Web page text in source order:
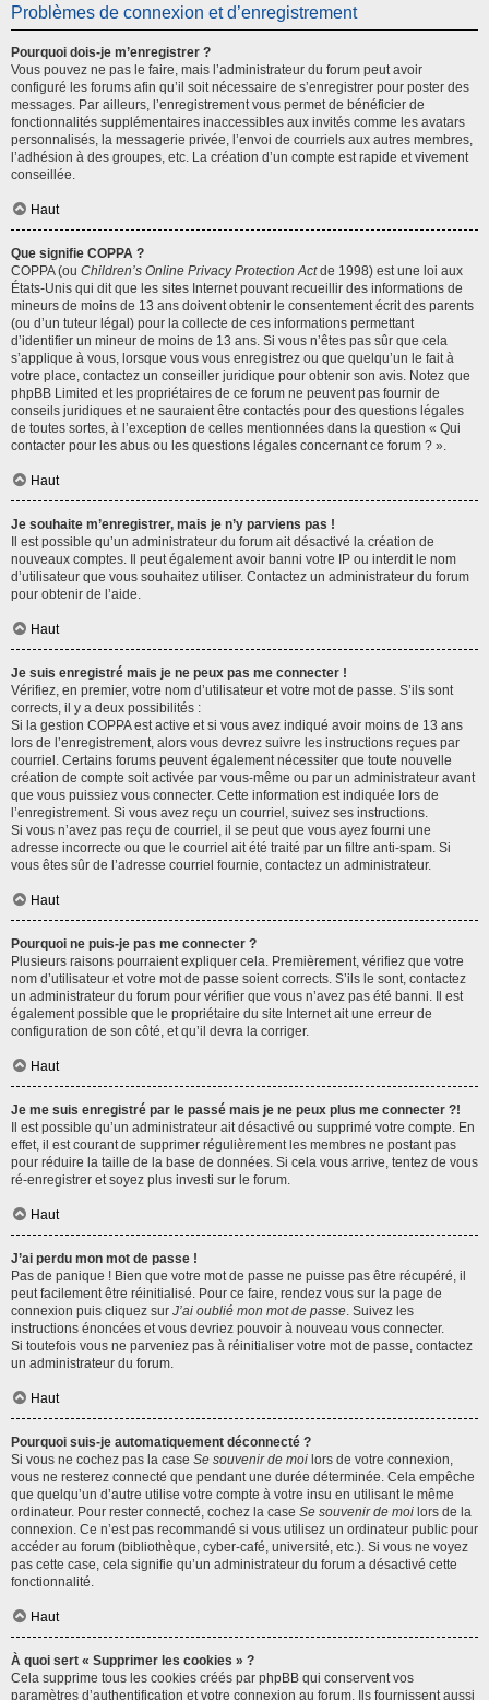
Problèmes de connexion et d’enregistrement
Pourquoi dois-je m’enregistrer ?
Vous pouvez ne pas le faire, mais l’administrateur du forum peut avoir
configuré les forums afin qu’il soit nécessaire de s’enregistrer pour poster des
messages. Par ailleurs, l’enregistrement vous permet de bénéficier de
fonctionnalités supplémentaires inaccessibles aux invités comme les avatars
personnalisés, la messagerie privée, l’envoi de courriels aux autres membres,
l’adhésion à des groupes, etc. La création d’un compte est rapide et vivement
conseillée.
Haut
Que signifie COPPA ?
COPPA (ou Children’s Online Privacy Protection Actde 1998) est une loi aux
États-Unis qui dit que les sites Internet pouvant recueillir des informations de
mineurs de moins de 13 ans doivent obtenir le consentement écrit des parents
(ou d’un tuteur légal) pour la collecte de ces informations permettant
d’identifier un mineur de moins de 13 ans. Si vous n’êtes pas sûr que cela
s’applique à vous, lorsque vous vous enregistrez ou que quelqu’un le fait à
votre place, contactez un conseiller juridique pour obtenir son avis. Notez que
phpBB Limited et les propriétaires de ce forum ne peuvent pas fournir de
conseils juridiques et ne sauraient être contactés pour des questions légales
de toutes sortes, à l’exception de celles mentionnées dans la question « Qui
contacter pour les abus ou les questions légales concernant ce forum ? ».
Haut
Je souhaite m’enregistrer, mais je n’y parviens pas !
Il est possible qu’un administrateur du forum ait désactivé la création de
nouveaux comptes. Il peut également avoir banni votre IP ou interdit le nom
d’utilisateur que vous souhaitez utiliser. Contactez un administrateur du forum
pour obtenir de l’aide.
Haut
Je suis enregistré mais je ne peux pas me connecter !
Vérifiez, en premier, votre nom d’utilisateur et votre mot de passe. S’ils sont
corrects, il y a deux possibilités :
Si la gestion COPPA est active et si vous avez indiqué avoir moins de 13 ans
lors de l’enregistrement, alors vous devrez suivre les instructions reçues par
courriel. Certains forums peuvent également nécessiter que toute nouvelle
création de compte soit activée par vous-même ou par un administrateur avant
que vous puissiez vous connecter. Cette information est indiquée lors de
l’enregistrement. Si vous avez reçu un courriel, suivez ses instructions.
Si vous n’avez pas reçu de courriel, il se peut que vous ayez fourni une
adresse incorrecte ou que le courriel ait été traité par un filtre anti-spam. Si
vous êtes sûr de l’adresse courriel fournie, contactez un administrateur.
Haut
Pourquoi ne puis-je pas me connecter ?
Plusieurs raisons pourraient expliquer cela. Premièrement, vérifiez que votre
nom d’utilisateur et votre mot de passe soient corrects. S’ils le sont, contactez
un administrateur du forum pour vérifier que vous n’avez pas été banni. Il est
également possible que le propriétaire du site Internet ait une erreur de
configuration de son côté, et qu’il devra la corriger.
Haut
Je me suis enregistré par le passé mais je ne peux plus me connecter ?!
Il est possible qu’un administrateur ait désactivé ou supprimé votre compte. En
effet, il est courant de supprimer régulièrement les membres ne postant pas
pour réduire la taille de la base de données. Si cela vous arrive, tentez de vous
ré-enregistrer et soyez plus investi sur le forum.
Haut
J’ai perdu mon mot de passe !
Pas de panique ! Bien que votre mot de passe ne puisse pas être récupéré, il
peut facilement être réinitialisé. Pour ce faire, rendez vous sur la page de
connexion puis cliquez sur J’ai oublié mon mot de passe. Suivez les
instructions énoncées et vous devriez pouvoir à nouveau vous connecter.
Si toutefois vous ne parveniez pas à réinitialiser votre mot de passe, contactez
un administrateur du forum.
Haut
Pourquoi suis-je automatiquement déconnecté ?
Si vous ne cochez pas la case Se souvenir de moi lors de votre connexion,
vous ne resterez connecté que pendant une durée déterminée. Cela empêche
que quelqu’un d’autre utilise votre compte à votre insu en utilisant le même
ordinateur. Pour rester connecté, cochez la case Se souvenir de moi lors de la
connexion. Ce n’est pas recommandé si vous utilisez un ordinateur public pour
accéder au forum (bibliothèque, cyber-café, université, etc.). Si vous ne voyez
pas cette case, cela signifie qu’un administrateur du forum a désactivé cette
fonctionnalité.
Haut
À quoi sert « Supprimer les cookies » ?
Cela supprime tous les cookies créés par phpBB qui conservent vos
paramètres d’authentification et votre connexion au forum. Ils fournissent aussi